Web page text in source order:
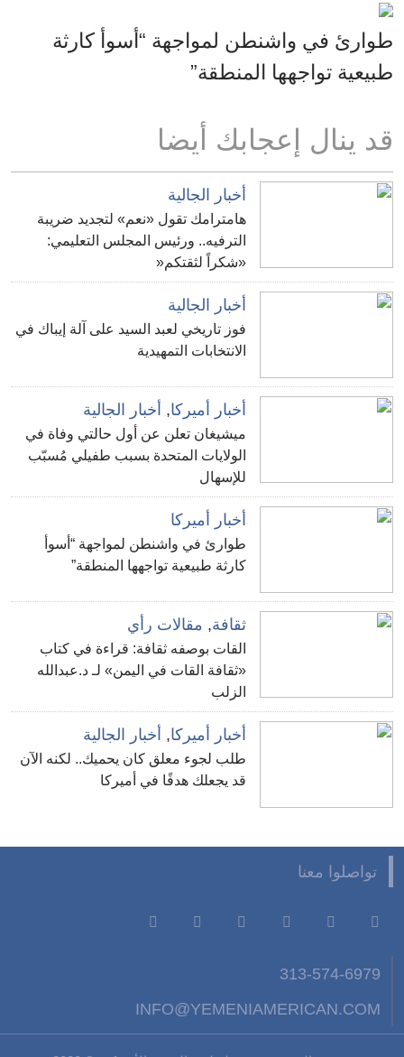
طوارئ في واشنطن لمواجهة “أسوأ كارثة
طبيعية تواجهها المنطقة”
قد ينال إعجابك أيضا
أخبار الجالية
هامترامك تقول «نعم» لتجديد ضريبة
الترفيه.. ورئيس المجلس التعليمي:
«شكراً لثقتكم«
أخبار الجالية
فوز تاريخي لعبد السيد على آلة إيباك في
الانتخابات التمهيدية
أخبار أميركا, أخبار الجالية
ميشيغان تعلن عن أول حالتي وفاة في
الولايات المتحدة بسبب طفيلي مُسبّب
للإسهال
أخبار أميركا
طوارئ في واشنطن لمواجهة “أسوأ
كارثة طبيعية تواجهها المنطقة”
ثقافة, مقالات رأي
القات بوصفه ثقافة: قراءة في كتاب
«ثقافة القات في اليمن» لـ د.عبدالله
الزلب
أخبار أميركا, أخبار الجالية
طلب لجوء معلق كان يحميك.. لكنه الآن
قد يجعلك هدفًا في أميركا
تواصلوا معنا
313-574-6979
INFO@YEMENIAMERICAN.COM